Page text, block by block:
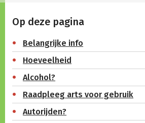
Op deze pagina
Belangrijke info
Hoeveelheid
Alcohol?
Raadpleeg arts voor gebruik
Autorijden?